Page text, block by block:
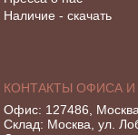
Наличие - скачать
КОНТАКТЫ ОФИСА И
Офис: 127486,
Склад: Москва, ул.